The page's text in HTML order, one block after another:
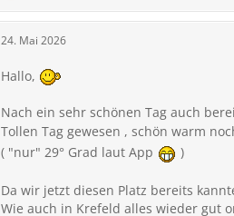
24. Mai 2026
Hallo,
Nach ein sehr schönen Tag auch
Tollen Tag gewesen , schön warm
( "nur" 29° Grad laut App
)
Da wir jetzt diesen Platz bereits
Wie auch in Krefeld alles wieder gut